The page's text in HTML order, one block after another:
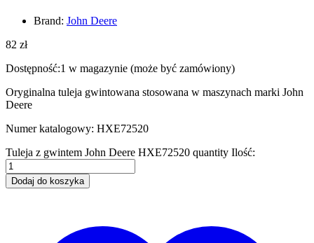
Brand: John Deere
82 zł
Dostępność:1 w magazynie (może być zamówiony)
Oryginalna tuleja gwintowana stosowana w maszynach marki John
Deere
Numer katalogowy: HXE72520
Tuleja z gwintem John Deere HXE72520 quantity Ilość:
Dodaj do koszyka